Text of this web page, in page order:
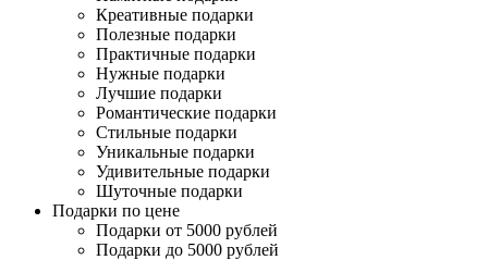
Креативные подарки
Полезные подарки
Практичные подарки
Нужные подарки
Лучшие подарки
Романтические подарки
Стильные подарки
Уникальные подарки
Удивительные подарки
Шуточные подарки
Подарки по цене
Подарки от 5000 рублей
Подарки до 5000 рублей